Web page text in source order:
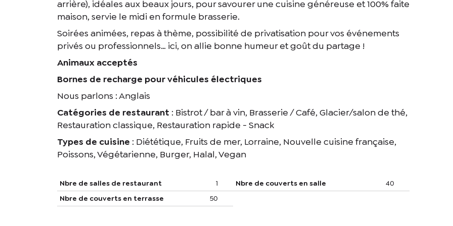
arrière), idéales aux beaux jours, pour savourer une cuisine généreuse et 100% faite
maison, servie le midi en formule brasserie.
Soirées animées, repas à thème, possibilité de privatisation pour vos événements
privés ou professionnels… ici, on allie bonne humeur et goût du partage !
Animaux acceptés
Bornes de recharge pour véhicules électriques
Nous parlons : Anglais
Catégories de restaurant : Bistrot / bar à vin, Brasserie / Café, Glacier/salon de thé,
Restauration classique, Restauration rapide - Snack
Types de cuisine : Diététique, Fruits de mer, Lorraine, Nouvelle cuisine française,
Poissons, Végétarienne, Burger, Halal, Vegan
Nbre de salles de restaurant 1 Nbre de couverts en salle
40
Nbre de couverts en terrasse
50